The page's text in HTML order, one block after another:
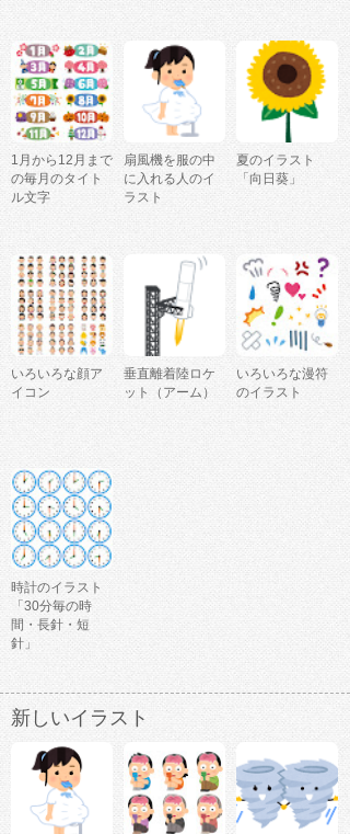
1月から12月まで
の毎月のタイト
ル文字
扇風機を服の中
に入れる人のイ
ラスト
夏のイラスト
「向日葵」
いろいろな顔ア
イコン
垂直離着陸ロケ
ット（アーム）
いろいろな漫符
のイラスト
時計のイラスト
「30分毎の時
間・長針・短
針」
新しいイラスト